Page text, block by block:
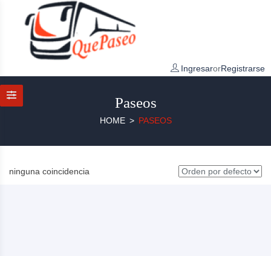
IngresarorRegistrarse
Paseos
HOME PASEOS
ninguna coincidencia